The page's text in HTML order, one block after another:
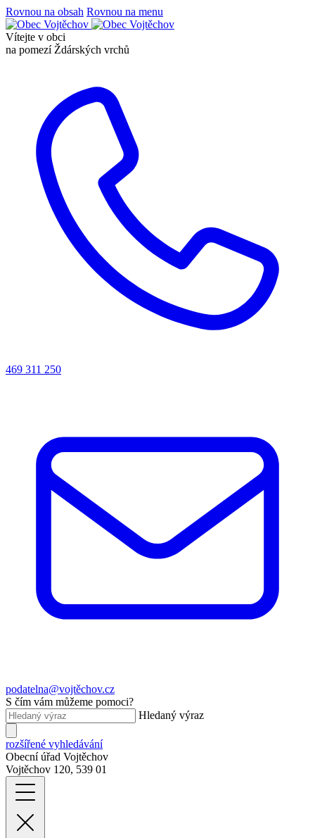
Rovnou na obsah Rovnou na menu
Vítejte v obci
na pomezí Ždárských vrchů
469 311 250
podatelna@vojtěchov.cz
S čím vám můžeme pomoci?
Hledaný výraz
rozšířené vyhledávání
Obecní úřad Vojtěchov
Vojtěchov 120, 539 01